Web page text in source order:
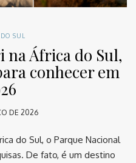
SUL
na África do Sul,
conhecer em
DE 2026
do Sul, o Parque Nacional
De fato, é um destino